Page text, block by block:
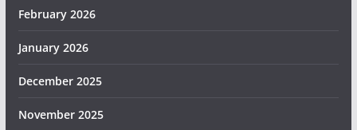
February 2026
January 2026
December 2025
November 2025